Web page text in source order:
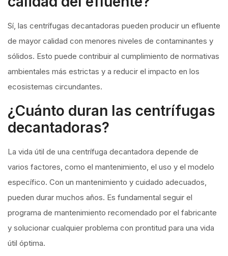
Sí, las centrífugas decantadoras pueden producir un efluente
de mayor calidad con menores niveles de contaminantes y
sólidos. Esto puede contribuir al cumplimiento de normativas
ambientales más estrictas y a reducir el impacto en los
ecosistemas circundantes.
¿Cuánto duran las centrífugas
decantadoras?
La vida útil de una centrífuga decantadora depende de
varios factores, como el mantenimiento, el uso y el modelo
específico. Con un mantenimiento y cuidado adecuados,
pueden durar muchos años. Es fundamental seguir el
programa de mantenimiento recomendado por el fabricante
y solucionar cualquier problema con prontitud para una vida
útil óptima.